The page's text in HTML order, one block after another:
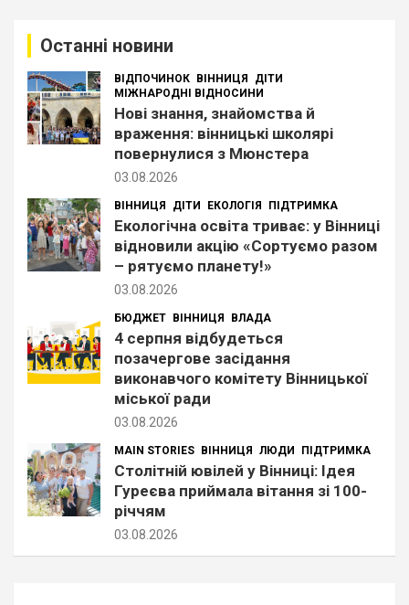
Останні новини
ВІДПОЧИНОК ВІННИЦЯ
ДІТИ
МІЖНАРОДНІ ВІДНОСИНИ
Нові знання, знайомства й
враження: вінницькі школярі
повернулися з Мюнстера
03.08.2026
ВІННИЦЯ ДІТИ ЕКОЛОГІЯ ПІДТРИМКА
Екологічна освіта триває: у Вінниці
відновили акцію «Сортуємо разом
– рятуємо планету!»
03.08.2026
БЮДЖЕТ ВІННИЦЯ ВЛАДА
4 серпня відбудеться
позачергове засідання
виконавчого комітету Вінницької
міської ради
03.08.2026
MAIN STORIES ВІННИЦЯ ЛЮДИ ПІДТРИМКА
Столітній ювілей у Вінниці: Ідея
Гуреєва приймала вітання зі 100-
річчям
03.08.2026